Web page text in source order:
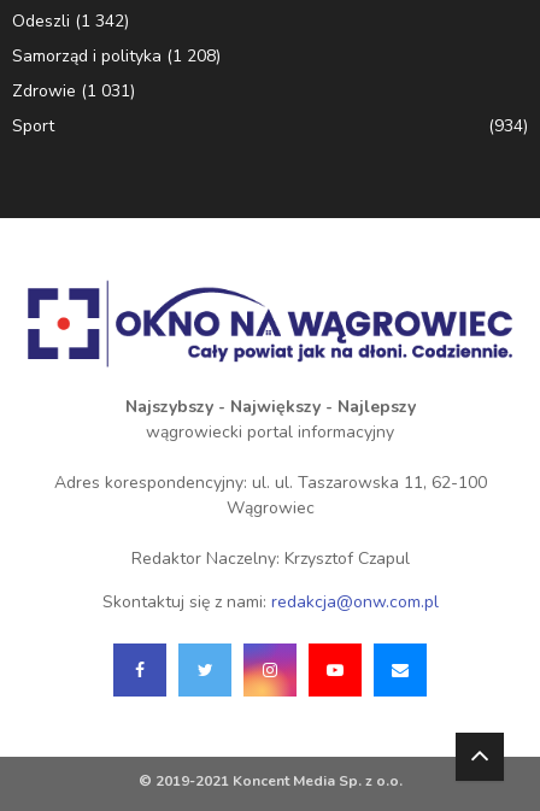
Odeszli (1 342)
Samorząd i polityka (1 208)
Zdrowie (1 031)
Sport
(934)
Najszybszy - Największy - Najlepszy
wągrowiecki portal informacyjny
Adres korespondencyjny: ul. ul. Taszarowska 11, 62-100
Wągrowiec
Redaktor Naczelny: Krzysztof Czapul
Skontaktuj się z nami: redakcja@onw.com.pl
© 2019-2021 Koncent Media Sp. z o.o.